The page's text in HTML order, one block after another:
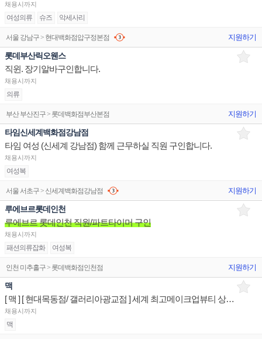
채용시까지
여성의류 슈즈 악세사리
서울 강남구 > 현대백화점압구정본점 지원하기
롯데부산릭오웬스
직윈. 장기알바구인합니다.
채용시까지
의류
부산 부산진구 > 롯데백화점부산본점 지원하기
타임신세계백화점강남점
타임 여성 (신세계 강남점) 함께 근무하실 직원 구인합니다.
채용시까지
여성복
서울 서초구 > 신세계백화점강남점 지원하기
루에브르롯데인천
루에브르 롯데인천 직원/파트타이머 구인
채용시까지
패션의류잡화 여성복
인천 미추홀구 > 롯데백화점인천점 지원하기
맥
[ 맥 ] [ 현대목동점/ 갤러리아광교점 ] 세계 최고메이크업뷰티 상품/진열/지원 매장판매사원
채용시까지
맥